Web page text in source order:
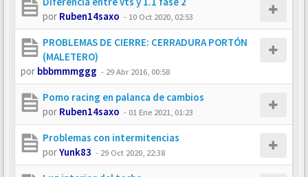
por Ruben14saxo - 10 Oct 2020, 02:53
PROBLEMAS DE CIERRE: CERRADURA PORTÓN
(MALETERO)
por bbbmmmggg - 29 Abr 2016, 00:58
Pomo racing en palanca de cambios
por Ruben14saxo - 01 Ene 2021, 01:23
Problemas con intermitencias
porYunk83 - 29 Oct 2020, 22:38